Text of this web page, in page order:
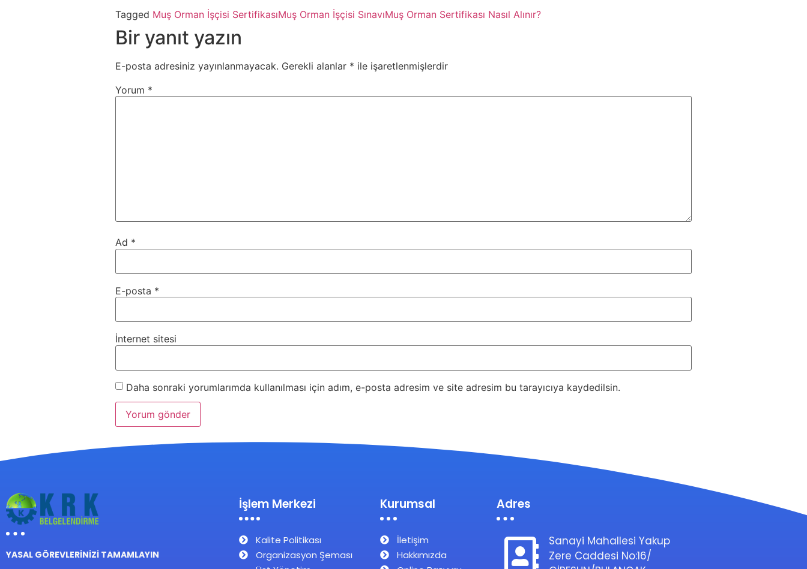
Tagged Muş Orman İşçisi SertifikasıMuş Orman İşçisi SınavıMuş Orman Sertifikası Nasıl Alınır?
Bir yanıt yazın
E-posta adresiniz yayınlanmayacak. Gerekli alanlar * ile işaretlenmişlerdir
Yorum *
Ad *
E-posta *
İnternet sitesi
Daha sonraki yorumlarımda kullanılması için adım, e-posta adresim ve site adresim bu tarayıcıya kaydedilsin.
YASAL GÖREVLERİNİZİ TAMAMLAYIN
İşlem Merkezi
Kalite Politikası
Organizasyon Şeması
Kurumsal
İletişim
Hakkımızda
Adres
Sanayi Mahallesi Yakup
Zere Caddesi No:16/